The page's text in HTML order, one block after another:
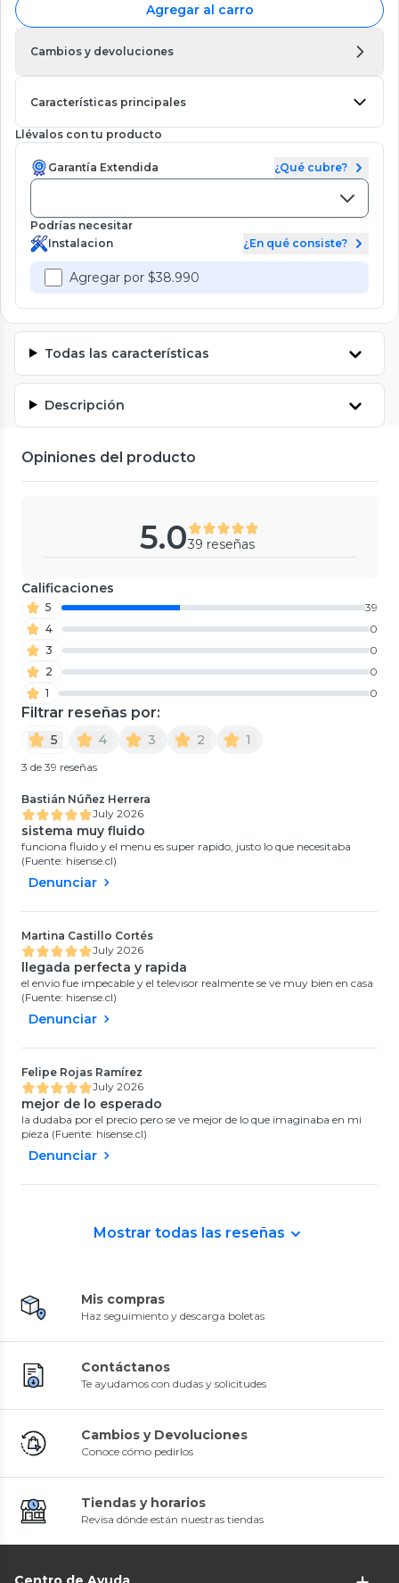
Agregar al carro
Cambios y devoluciones
Características principales
Llévalos con tu producto
Garantía Extendida ¿Qué cubre?
Podrías necesitar
Instalacion
¿En qué consiste?
Agregar por $38.990
Todas las características
Descripción
Opiniones del producto
5.039 reseñas
Calificaciones
5
39
4
0
3
0
2
0
1
0
Filtrar reseñas por:
5 4 3 2 1
3 de 39 reseñas
Bastián Núñez Herrera
July 2026
sistema muy fluido
funciona fluido y el menu es super rapido, justo lo que necesitaba
(Fuente: hisense.cl)
Denunciar
Martina Castillo Cortés
July 2026
llegada perfecta y rapida
el envio fue impecable y el televisor realmente se ve muy bien en casa
(Fuente: hisense.cl)
Denunciar
Felipe Rojas Ramírez
July 2026
mejor de lo esperado
la dudaba por el precio pero se ve mejor de lo que imaginaba en mi
pieza (Fuente: hisense.cl)
Denunciar
Mostrar todas las reseñas
Mis compras
Haz seguimiento y descarga boletas
Contáctanos
Te ayudamos con dudas y solicitudes
Cambios y Devoluciones
Conoce cómo pedirlos
Tiendas y horarios
Revisa dónde están nuestras tiendas